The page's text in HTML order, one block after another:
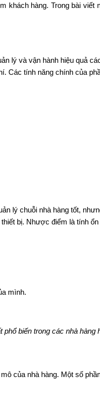
khách hàng. Trong bài viết
lý và vận hành hiệu quả
Các tính năng chính của
lý chuỗi nhà hàng tốt,
bị. Nhược điểm là tính
mình.
biến trong các nhà hàng
của nhà hàng. Một số